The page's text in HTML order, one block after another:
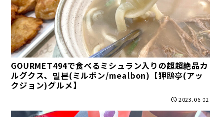
GOURMET494で食べるミシュラン入りの超超絶品カ
ルグクス、밀본(ミルボン/mealbon)【狎鴎亭(アッ
クジョン)グルメ】
2023.06.02